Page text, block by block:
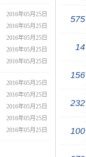
2016年05月25日
2016年05月25日
2016年05月25日
2016年05月25日
2016年05月25日
2016年05月25日
2016年05月25日
2016年05月25日
2016年05月25日
2016年05月25日
575
14
156
232
100